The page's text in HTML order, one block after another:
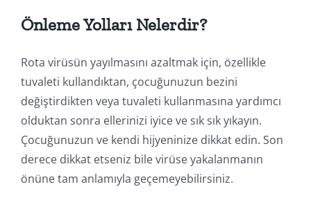
Önleme Yolları Nelerdir?
Rota virüsün yayılmasını azaltmak için, özellikle
tuvaleti kullandıktan, çocuğunuzun bezini
değiştirdikten veya tuvaleti kullanmasına yardımcı
olduktan sonra ellerinizi iyice ve sık sık yıkayın.
Çocuğunuzun ve kendi hijyeninize dikkat edin. Son
derece dikkat etseniz bile virüse yakalanmanın
önüne tam anlamıyla geçemeyebilirsiniz.